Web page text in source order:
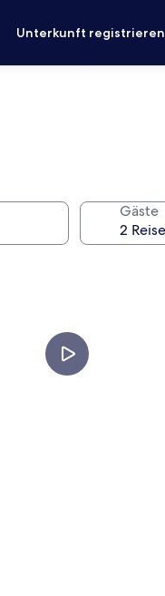
Unterkunft registrieren
Gäste